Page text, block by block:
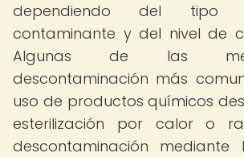
dependiendo del tipo
contaminante y del nivel de
Algunas de las
descontaminación más
uso de productos químicos
esterilización por calor o
descontaminación mediante